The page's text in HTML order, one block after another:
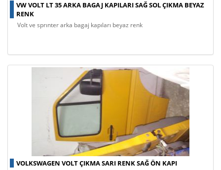
VW VOLT LT 35 ARKA BAGAJ KAPILARI SAĞ SOL ÇIKMA BEYAZ
RENK
volt ve sprınter arka bagaj kapıları beyaz renk
VOLKSWAGEN VOLT ÇIKMA SARI RENK SAĞ ÖN KAPI